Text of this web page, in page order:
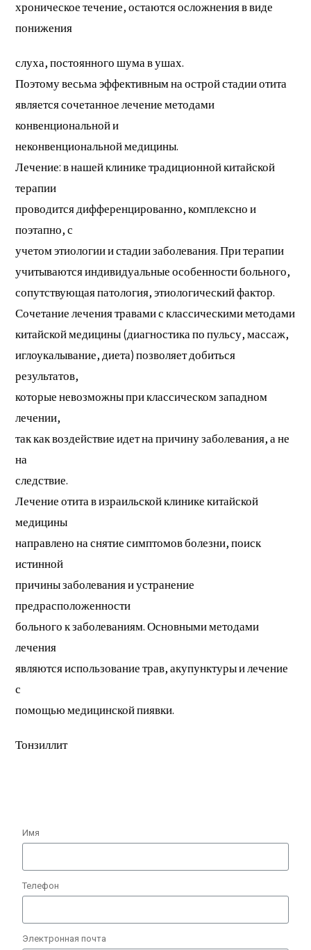
хроническое течение, остаются осложнения в виде
понижения
слуха, постоянного шума в ушах.
Поэтому весьма эффективным на острой стадии отита
является сочетанное лечение методами
конвенциональной и
неконвенциональной медицины.
Лечение: в нашей клинике традиционной китайской
терапии
проводится дифференцированно, комплексно и
поэтапно, с
учетом этиологии и стадии заболевания. При терапии
учитываются индивидуальные особенности больного,
сопутствующая патология, этиологический фактор.
Сочетание лечения травами с классическими методами
китайской медицины (диагностика по пульсу, массаж,
иглоукалывание, диета) позволяет добиться
результатов,
которые невозможны при классическом западном
лечении,
так как воздействие идет на причину заболевания, а не
на
следствие.
Лечение отита в израильской клинике китайской
медицины
направлено на снятие симптомов болезни, поиск
истинной
причины заболевания и устранение
предрасположенности
больного к заболеваниям. Основными методами
лечения
являются использование трав, акупунктуры и лечение
с
помощью медицинской пиявки.
Тонзиллит
Имя
Телефон
Электронная почта